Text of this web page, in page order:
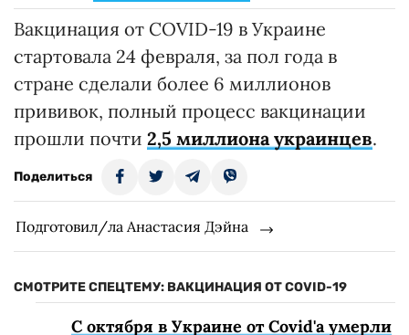
Вакцинация от COVID-19 в Украине
стартовала 24 февраля, за пол года в
стране сделали более 6 миллионов
прививок, полный процесс вакцинации
прошли почти 2,5 миллиона украинцев.
Поделиться
Подготовил/ла Анастасия Дэйна
СМОТРИТЕ СПЕЦТЕМУ: ВАКЦИНАЦИЯ ОТ COVID-19
С октября в Украине от Covid'а умерли